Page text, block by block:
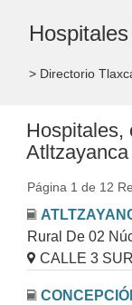
> Directorio
Hospitales,
Atltzayanca
Página 1 de 12
Rural De 02
CALLE 3 SUR